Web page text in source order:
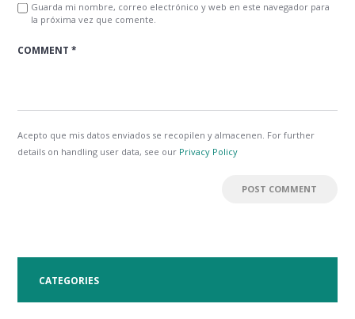
Guarda mi nombre, correo electrónico y web en este navegador para
la próxima vez que comente.
Acepto que mis datos enviados se recopilen y almacenen. For further
details on handling user data, see our Privacy Policy
CATEGORIES